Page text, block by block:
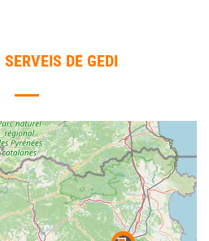
DE GEDI